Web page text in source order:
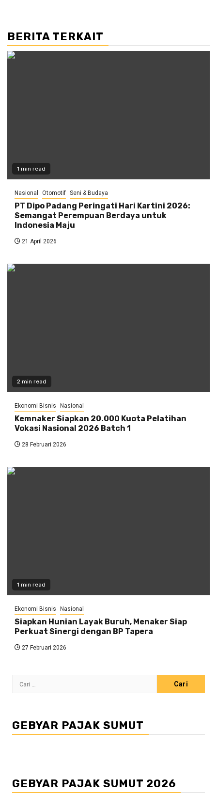
BERITA TERKAIT
1 min read
Nasional Otomotif Seni & Budaya
PT Dipo Padang Peringati Hari Kartini 2026:
Semangat Perempuan Berdaya untuk
Indonesia Maju
21 April 2026
2 min read
Ekonomi Bisnis Nasional
Kemnaker Siapkan 20.000 Kuota Pelatihan
Vokasi Nasional 2026 Batch 1
28 Februari 2026
1 min read
Ekonomi Bisnis Nasional
Siapkan Hunian Layak Buruh, Menaker Siap
Perkuat Sinergi dengan BP Tapera
27 Februari 2026
Cari
GEBYAR PAJAK SUMUT
GEBYAR PAJAK SUMUT 2026